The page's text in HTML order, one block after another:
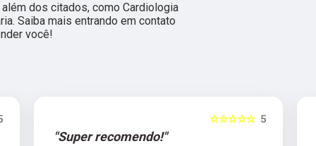
dos citados, como Cardiologia
Saiba mais entrando em contato
você!
5
☆☆☆☆☆
"Super recomendo!"